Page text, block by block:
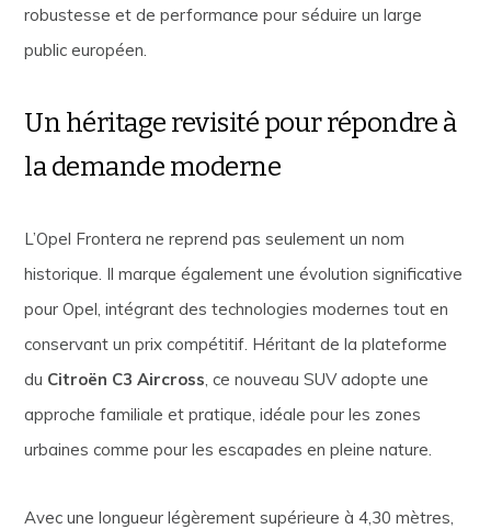
robustesse et de performance pour séduire un large
public européen.
Un héritage revisité pour répondre à
la demande moderne
L’Opel Frontera ne reprend pas seulement un nom
historique. Il marque également une évolution significative
pour Opel, intégrant des technologies modernes tout en
conservant un prix compétitif. Héritant de la plateforme
du Citroën C3 Aircross, ce nouveau SUV adopte une
approche familiale et pratique, idéale pour les zones
urbaines comme pour les escapades en pleine nature.
Avec une longueur légèrement supérieure à 4,30 mètres,